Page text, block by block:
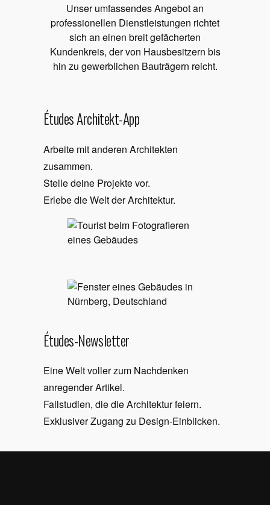
Unser umfassendes Angebot an
professionellen Dienstleistungen richtet
sich an einen breit gefächerten
Kundenkreis, der von Hausbesitzern bis
hin zu gewerblichen Bauträgern reicht.
Études Architekt-App
Arbeite mit anderen Architekten
zusammen.
Stelle deine Projekte vor.
Erlebe die Welt der Architektur.
Études-Newsletter
Eine Welt voller zum Nachdenken
anregender Artikel.
Fallstudien, die die Architektur feiern.
Exklusiver Zugang zu Design-Einblicken.